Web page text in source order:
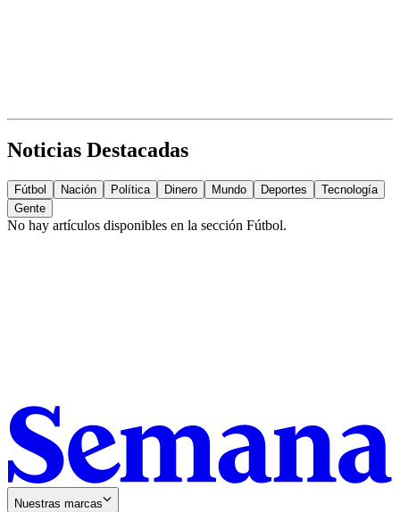
Noticias Destacadas
Fútbol Nación Política Dinero Mundo Deportes
Tecnología
Gente
No hay artículos disponibles en la sección Fútbol.
Nuestras marcas